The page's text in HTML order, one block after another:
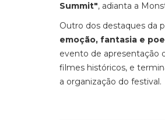
Summit", adianta a
Outro dos destaques da
emoção, fantasia e
evento de apresentação
filmes históricos, e
a organização do festival.